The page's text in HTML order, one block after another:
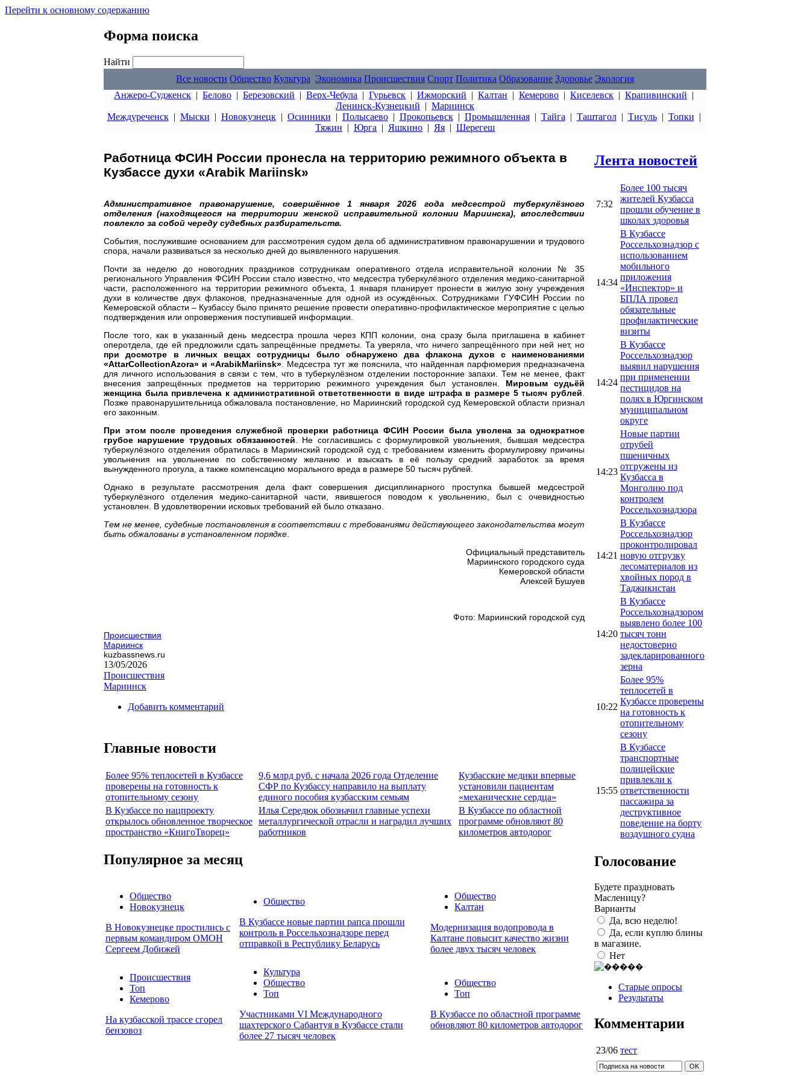
Перейти к основному содержанию
Форма поиска
Найти
Все новости Общество Культура Экономика Происшествия Спорт Политика Образование Здоровье Экология
Анжеро-Судженск | Белово | Березовский | Верх-Чебула | Гурьевск | Ижморский | Калтан | Кемерово | Киселевск | Крапивинский |
Ленинск-Кузнецкий | Мариинск
Междуреченск| Мыски | Новокузнецк| Осинники | Полысаево| Прокопьевск| Промышленная| Тайга | Таштагол| Тисуль| Топки |
Тяжин | Юрга | Яшкино | Яя | Шерегеш
Работница ФСИН России пронесла на территорию режимного объекта в
Кузбассе духи «Arabik Mariinsk»
Административное правонарушение, совершённое 1 января 2026 года медсестрой туберкулёзного
отделения (находящегося на территории женской исправительной колонии Мариинска), впоследствии
повлекло за собой череду судебных разбирательств.
События, послужившие основанием для рассмотрения судом дела об административном правонарушении и трудового
спора, начали развиваться за несколько дней до выявленного нарушения.
Почти за неделю до новогодних праздников сотрудникам оперативного отдела исправительной колонии № 35
регионального Управления ФСИН России стало известно, что медсестра туберкулёзного отделения медико-санитарной
части, расположенного на территории режимного объекта, 1 января планирует пронести в жилую зону учреждения
духи в количестве двух флаконов, предназначенные для одной из осуждённых. Сотрудниками ГУФСИН России по
Кемеровской области – Кузбассу было принято решение провести оперативно-профилактическое мероприятие с целью
подтверждения или опровержения поступившей информации.
После того, как в указанный день медсестра прошла через КПП колонии, она сразу была приглашена в кабинет
оперотдела, где ей предложили сдать запрещённые предметы. Та уверяла, что ничего запрещённого при ней нет, но
при досмотре в личных вещах сотрудницы было обнаружено два флакона духов с наименованиями
«AttarCollectionAzora» и «ArabikMariinsk» . Медсестра тут же пояснила, что найденная парфюмерия предназначена
для личного использования в связи с тем, что в туберкулёзном отделении посторонние запахи. Тем не менее, факт
внесения запрещённых предметов на территорию режимного учреждения был установлен. Мировым судьёй
женщина была привлечена к административной ответственности в виде штрафа в размере 5 тысяч рублей
Позже правонарушительница обжаловала постановление, но Мариинский городской суд Кемеровской области признал
его законным.
При этом после проведения служебной проверки работница ФСИН России была уволена за однократное
грубое нарушение трудовых обязанностей . Не согласившись с формулировкой увольнения, бывшая медсестра
туберкулёзного отделения обратилась в Мариинский городской суд с требованием изменить формулировку причины
увольнения на увольнение по собственному желанию и взыскать в её пользу средний заработок за время
вынужденного прогула, а также компенсацию морального вреда в размере 50 тысяч рублей.
Однако в результате рассмотрения дела факт совершения дисциплинарного проступка бывшей медсестрой
туберкулёзного отделения медико-санитарной части, явившегося поводом к увольнению, был с очевидностью
установлен. В удовлетворении исковых требований ей было отказано.
Тем не менее, судебные постановления в соответствии с требованиями действующего законодательства могут
быть обжалованы в установленном порядке
Официальный представитель
Мариинского городского суда
Кемеровской области
Алексей Бушуев
Фото: Мариинский городской суд
Происшествия
Мариинск
kuzbassnews.ru
13/05/2026
Происшествия
Мариинск
Добавить комментарий
Главные новости
Более 95% теплосетей в Кузбассе
проверены на готовность к
отопительному сезону
9,6 млрд руб. с начала 2026 года Отделение
СФР по Кузбассу направило на выплату
единого пособия кузбасским семьям
Кузбасские медики впервые
установили пациентам
«механические сердца»
В Кузбассе по нацпроекту
открылось обновленное творческое
пространство «КнигоТворец»
Илья Середюк обозначил главные успехи
металлургической отрасли и наградил лучших
работников
В Кузбассе по областной
программе обновляют 80
километров автодорог
Популярное за месяц
Общество
Новокузнецк
В Новокузнецке простились с
первым командиром ОМОН
Сергеем Добижей
Общество
В Кузбассе новые партии рапса прошли
контроль в Россельхознадзоре перед
отправкой в Республику Беларусь
Общество
Калтан
Модернизация водопровода в
Калтане повысит качество жизни
более двух тысяч человек
Происшествия
Топ
Кемерово
На кузбасской трассе сгорел
бензовоз
Культура
Общество
Топ
Участниками VI Международного
шахтерского Сабантуя в Кузбассе стали
более 27 тысяч человек
Общество
Топ
В Кузбассе по областной программе
обновляют 80 километров автодорог
Лента новостей
7:32
Более 100 тысяч
жителей Кузбасса
прошли обучение в
школах здоровья
14:34
В Кузбассе
Россельхознадзор с
использованием
мобильного
приложения
«Инспектор» и
БПЛА провел
обязательные
профилактические
визиты
14:24
В Кузбассе
Россельхознадзор
выявил нарушения
при применении
пестицидов на
полях в Юргинском
муниципальном
округе
14:23
Новые партии
отрубей
пшеничных
отгружены из
Кузбасса в
Монголию под
контролем
Россельхознадзора
14:21
В Кузбассе
Россельхознадзор
проконтролировал
новую отгрузку
лесоматериалов из
хвойных пород в
Таджикистан
14:20
В Кузбассе
Россельхознадзором
выявлено более 100
тысяч тонн
недостоверно
задекларированного
зерна
10:22
Более 95%
теплосетей в
Кузбассе проверены
на готовность к
отопительному
сезону
15:55
В Кузбассе
транспортные
полицейские
привлекли к
ответственности
пассажира за
деструктивное
поведение на борту
воздушного судна
Голосование
Будете праздновать
Масленицу?
Варианты
Да, всю неделю!
Да, если куплю блины
в магазине.
Нет
Старые опросы
Результаты
Комментарии
23/06 тест